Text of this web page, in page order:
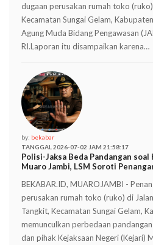
dugaan perusakan rumah toko
Kecamatan Sungai Gelam,
Agung Muda Bidang Pengawasan
RI.Laporan itu disampaikan karena…
by: bekabar
TANGGAL 2026-07-02 JAM 21:58:17
Polisi-Jaksa Beda Pandangan soal
Muaro Jambi, LSM Soroti
BEKABAR.ID, MUAROJAMBI -
perusakan rumah toko (ruko) di
Tangkit, Kecamatan Sungai Gelam,
memunculkan perbedaan
dan pihak Kejaksaan Negeri (Kejari)